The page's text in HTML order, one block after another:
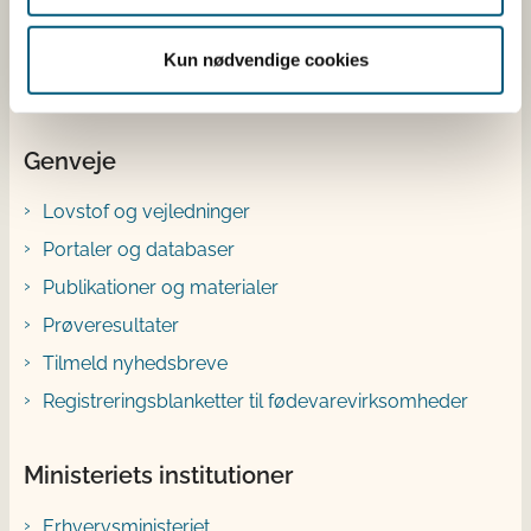
Kun nødvendige cookies
Bluesky
Genveje
Lovstof og vejledninger
Portaler og databaser
Publikationer og materialer
Prøveresultater
Tilmeld nyhedsbreve
Registreringsblanketter til fødevarevirksomheder
Ministeriets institutioner
Erhvervsministeriet